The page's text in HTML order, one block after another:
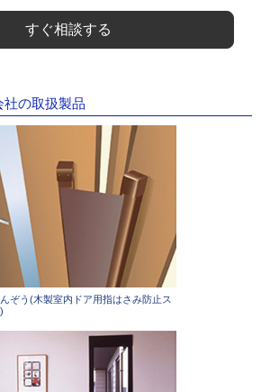
すぐ相談する
の取扱製品
ぞう(木製室内ドア用指はさみ防止ス